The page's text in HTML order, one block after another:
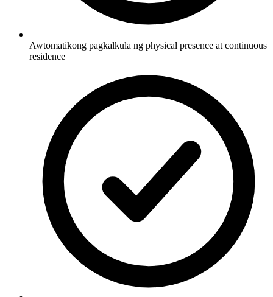
Awtomatikong pagkalkula ng physical presence at continuous
residence